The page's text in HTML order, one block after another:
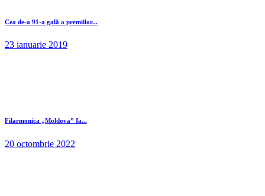
Cea de-a 91-a gală a premiilor...
23 ianuarie 2019
Filarmonica „Moldova” Ia...
20 octombrie 2022